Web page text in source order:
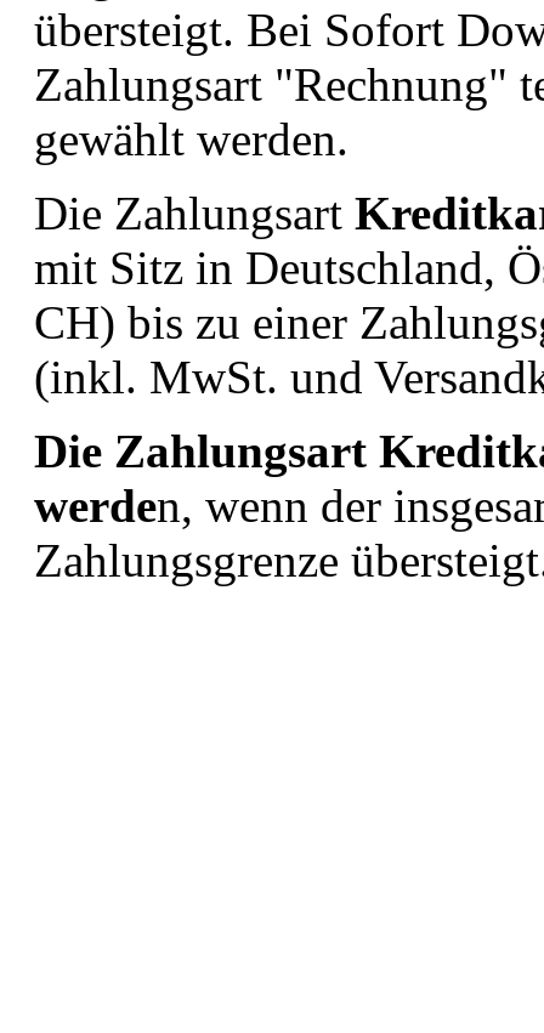
übersteigt. Bei Sofort
Zahlungsart "Rechnung"
gewählt werden.
Die Zahlungsart
mit Sitz in Deutschland,
CH) bis zu einer
(inkl. MwSt. und
Die Zahlungsart
werden, wenn der
Zahlungsgrenze